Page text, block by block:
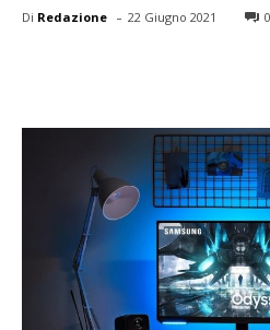
Di Redazione - 22 Giugno 2021 0